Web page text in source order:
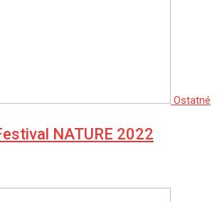
Ostatné
NATURE 2022